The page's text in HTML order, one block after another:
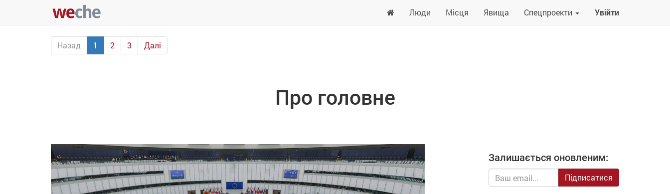
Люди Місця Явища Спецпроекти Увійти
Назад 1 2 3 Далі
Про головне
Залишається оновленим:
Підписатися